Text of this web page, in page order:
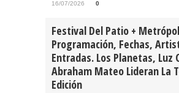
16/07/2026 0
Festival Del Patio +
Programación, Fechas,
Entradas. Los Planetas, Luz
Abraham Mateo Lideran La
Edición